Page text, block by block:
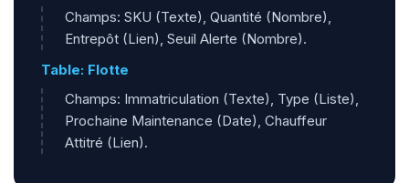
Champs: SKU (Texte), Quantité (Nombre),
Entrepôt (Lien), Seuil Alerte (Nombre).
Table: Flotte
Champs: Immatriculation (Texte), Type (Liste),
Prochaine Maintenance (Date), Chauffeur
Attitré (Lien).